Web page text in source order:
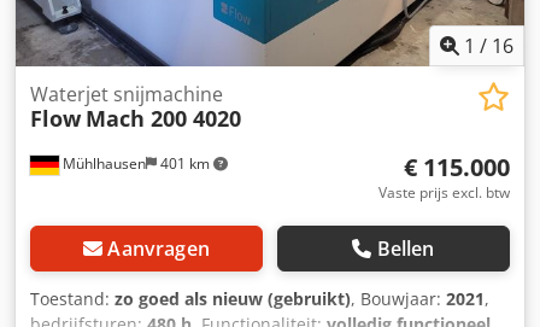
1 / 16
Mühlhausen 401 km
Waterjet snijmachine
Flow Mach 200 4020
€ 115.000
Vaste prijs excl. btw
Aanvragen Bellen
Toestand: zo goed als nieuw (gebruikt), Bouwjaar: 2021,